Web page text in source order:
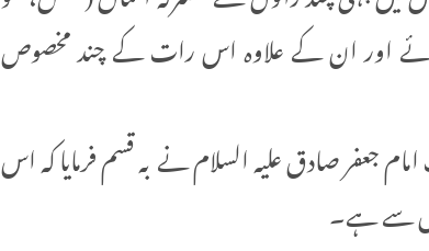
اور ان کے علاوہ اس رات کے چند مخصوص
جعفر صادق علیہ السلام نے بہ قسم فرمایا کہ اس
سے ہے۔